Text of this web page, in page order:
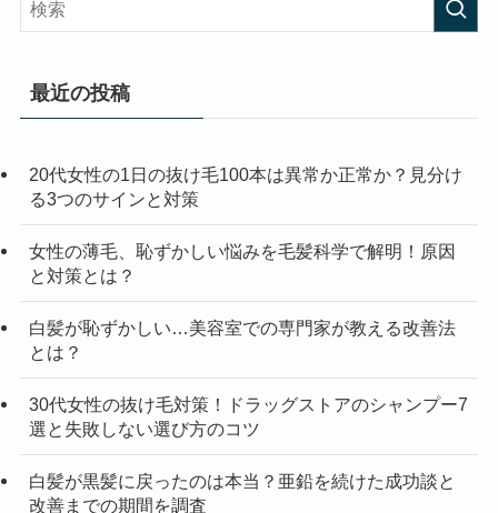
最近の投稿
20代女性の1日の抜け毛100本は異常か正常か？見分け
る3つのサインと対策
女性の薄毛、恥ずかしい悩みを毛髪科学で解明！原因
と対策とは？
白髪が恥ずかしい…美容室での専門家が教える改善法
とは？
30代女性の抜け毛対策！ドラッグストアのシャンプー7
選と失敗しない選び方のコツ
白髪が黒髪に戻ったのは本当？亜鉛を続けた成功談と
改善までの期間を調査